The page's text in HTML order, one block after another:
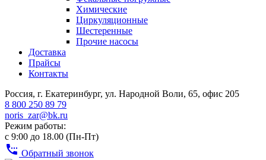
Химические
Циркуляционные
Шестеренные
Прочие насосы
Доставка
Прайсы
Контакты
Россия, г. Екатеринбург, ул. Народной Воли, 65, офис 205
8 800 250 89 79
noris_zar@bk.ru
Режим работы:
с 9:00 до 18.00 (Пн-Пт)
settings_phone Обратный звонок